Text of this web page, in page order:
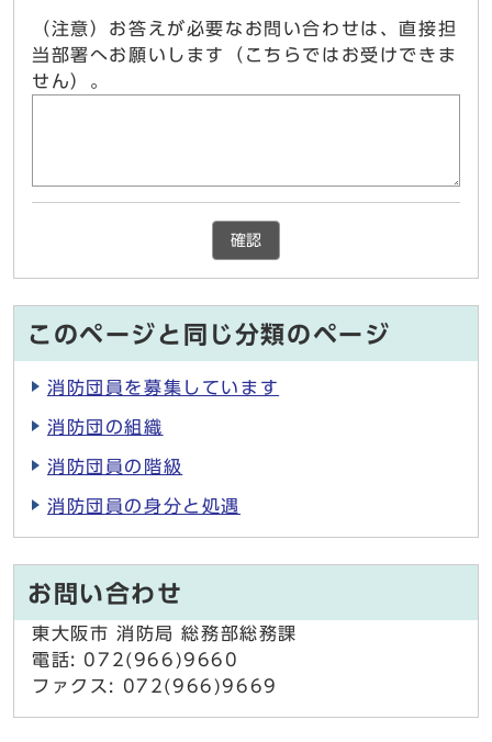
（注意）お答えが必要なお問い合わせは、直接担
当部署へお願いします（こちらではお受けできま
せん）。
確認
このページと同じ分類のページ
消防団員を募集しています
消防団の組織
消防団員の階級
消防団員の身分と処遇
お問い合わせ
東大阪市 消防局 総務部総務課
電話: 072(966)9660
ファクス: 072(966)9669